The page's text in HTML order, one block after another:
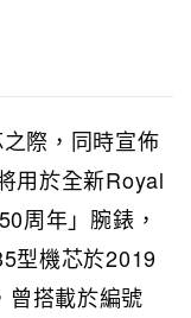
際，同時宣佈
用於全新Royal
周年」腕錶，
型機芯於2019
曾搭載於編號